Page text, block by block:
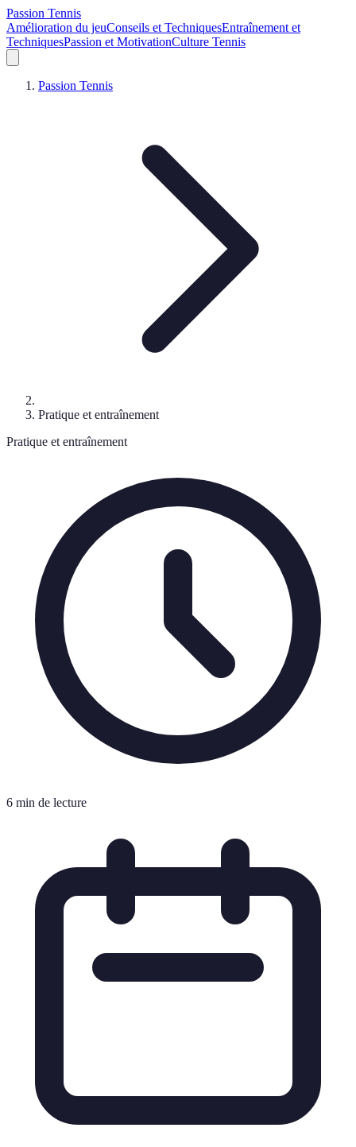
Passion Tennis
Amélioration du jeuConseils et TechniquesEntraînement et
TechniquesPassion et MotivationCulture Tennis
Passion Tennis
Pratique et entraînement
Pratique et entraînement
6 min de lecture